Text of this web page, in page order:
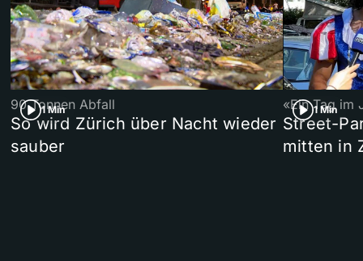
1 Min
90 Tonnen Abfall
So wird Zürich über Nacht wieder
sauber
1 Min
«Ein Tag im
Street-
mitten in